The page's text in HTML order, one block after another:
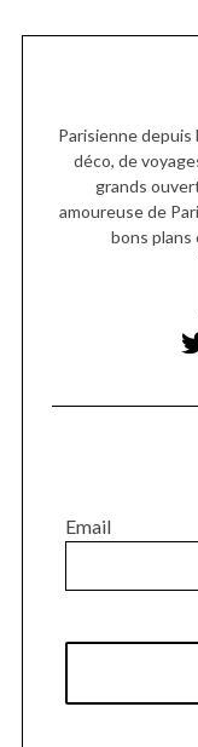
Parisienne depuis
déco, de
grands
amoureuse de
bons plans
Email